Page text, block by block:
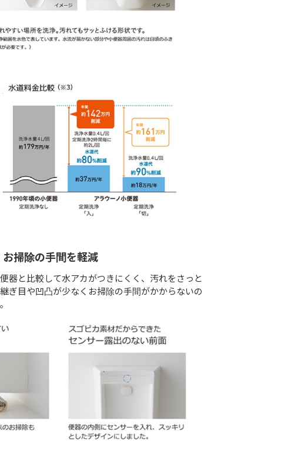
掃除の手間を軽減
器と比較して水アカがつきにくく、汚れをさっと
ぎ目や凹凸が少なくお掃除の手間がかからないの